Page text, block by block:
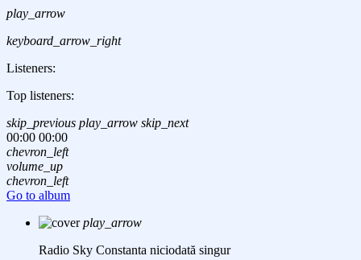
play_arrow
keyboard_arrow_right
Listeners:
Top listeners:
skip_previous play_arrow skip_next
00:00 00:00
chevron_left
volume_up
chevron_left
Go to album
play_arrow
Radio Sky Constanta niciodată singur